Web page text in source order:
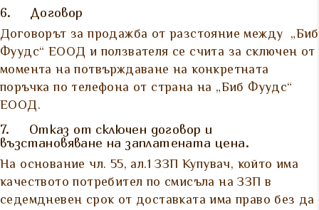
6. Договор
Договорът за продажба от разстояние между „Биб
Фуудс“ ЕООД и ползвателя се счита за сключен от
момента на потвърждаване на конкретната
поръчка по телефона от страна на „Биб Фуудс“
ЕООД.
7. Отказ от сключен договор и
възстановяване на заплатената цена.
На основание чл. 55, ал.1 ЗЗП Купувач, който има
качеството потребител по смисъла на ЗЗП в
седемдневен срок от доставката има право без да